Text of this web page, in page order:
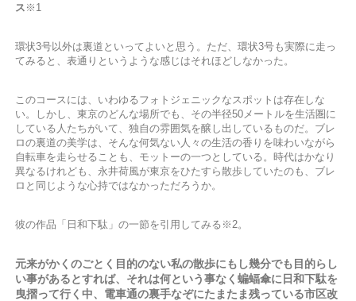
ス ※1
環状3号以外は裏道といってよいと思う。ただ、環状3号も実際に走っ
てみると、表通りというような感じはそれほどしなかった。
このコースには、いわゆるフォトジェニックなスポットは存在しな
い。しかし、東京のどんな場所でも、その半径50メートルを生活圏に
している人たちがいて、独自の雰囲気を醸し出しているものだ。ブレ
ロの裏道の美学は、そんな何気ない人々の生活の香りを味わいながら
自転車を走らせることも、モットーの一つとしている。時代はかなり
異なるけれども、永井荷風が東京をひたすら散歩していたのも、ブレ
ロと同じような心持ではなかっただろうか。
彼の作品「日和下駄」の一節を引用してみる※2。
元来がかくのごとく目的のない私の散歩にもし幾分でも目的らし
い事があるとすれば、それは何という事なく蝙蝠傘に日和下駄を
曳摺って行く中、電車通の裏手なぞにたまたま残っている市区改